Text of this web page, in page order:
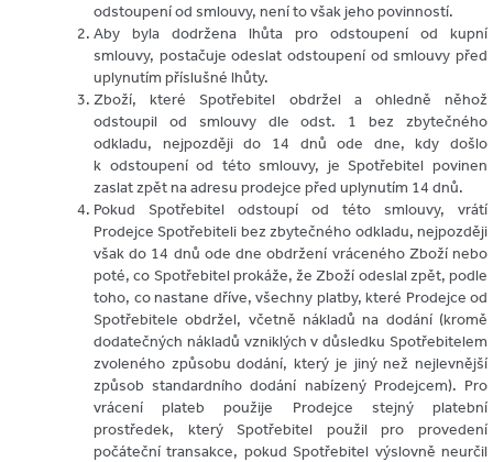
odstoupení od smlouvy, není to však jeho povinností.
Aby byla dodržena lhůta pro odstoupení od kupní
smlouvy, postačuje odeslat odstoupení od smlouvy před
uplynutím příslušné lhůty.
Zboží, které Spotřebitel obdržel a ohledně něhož
odstoupil od smlouvy dle odst. 1 bez zbytečného
odkladu, nejpozději do 14 dnů ode dne, kdy došlo
k odstoupení od této smlouvy, je Spotřebitel povinen
zaslat zpět na adresu prodejce před uplynutím 14 dnů.
Pokud Spotřebitel odstoupí od této smlouvy, vrátí
Prodejce Spotřebiteli bez zbytečného odkladu, nejpozději
však do 14 dnů ode dne obdržení vráceného Zboží nebo
poté, co Spotřebitel prokáže, že Zboží odeslal zpět, podle
toho, co nastane dříve, všechny platby, které Prodejce od
Spotřebitele obdržel, včetně nákladů na dodání (kromě
dodatečných nákladů vzniklých v důsledku Spotřebitelem
zvoleného způsobu dodání, který je jiný než nejlevnější
způsob standardního dodání nabízený Prodejcem). Pro
vrácení plateb použije Prodejce stejný platební
prostředek, který Spotřebitel použil pro provedení
počáteční transakce, pokud Spotřebitel výslovně neurčil